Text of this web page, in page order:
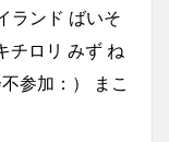
ランド ばいそ
チロリ みず ね
参加：） まこ